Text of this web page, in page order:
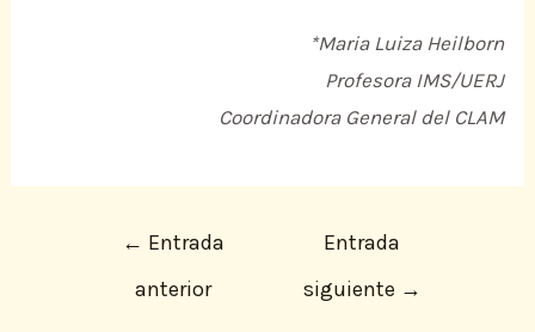
*Maria Luiza Heilborn
Profesora IMS/UERJ
Coordinadora General del CLAM
← Entrada
anterior
Entrada
siguiente →